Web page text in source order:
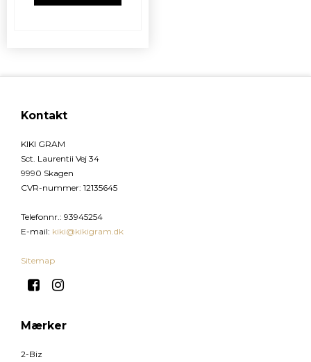
Kontakt
KIKI GRAM
Sct. Laurentii Vej 34
9990 Skagen
CVR-nummer: 12135645
Telefonnr. : 93945254
E-mail: kiki@kikigram.dk
Sitemap
Mærker
2-Biz